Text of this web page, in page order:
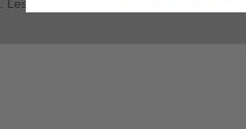
Les champs obligatoires sont indiqués